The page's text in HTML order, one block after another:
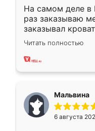
На самом деле в
раз заказываю
заказывал
ребёнка при его
заказал шкаф-
хорошее сборка
меньше, здесь
Мне нравится
мебели буду
Читать полностью
Мальвина
6 августа